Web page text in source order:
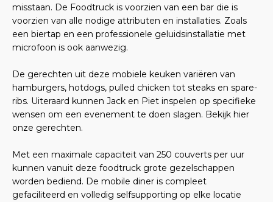
misstaan. De Foodtruck is voorzien van een bar die is
voorzien van alle nodige attributen en installaties. Zoals
een biertap en een professionele geluidsinstallatie met
microfoon is ook aanwezig.
De gerechten uit deze mobiele keuken variëren van
hamburgers, hotdogs, pulled chicken tot steaks en spare-
ribs. Uiteraard kunnen Jack en Piet inspelen op specifieke
wensen om een evenement te doen slagen. Bekijk hier
onze gerechten.
Met een maximale capaciteit van 250 couverts per uur
kunnen vanuit deze foodtruck grote gezelschappen
worden bediend. De mobile diner is compleet
gefaciliteerd en volledig selfsupporting op elke locatie